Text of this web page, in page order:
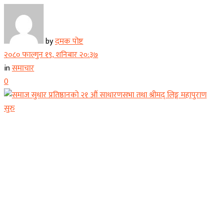
byदमक पोष्ट
२०८० फाल्गुन १९, शनिबार २०:३७
inसमाचार
0